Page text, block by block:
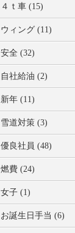
４ｔ車 (15)
ウィング (11)
安全 (32)
自社給油 (2)
新年 (11)
雪道対策 (3)
優良社員 (48)
燃費 (24)
女子 (1)
お誕生日手当 (6)